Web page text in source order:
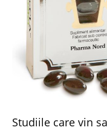
Studiile care vin